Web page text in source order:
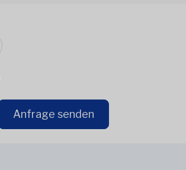
Anfrage senden